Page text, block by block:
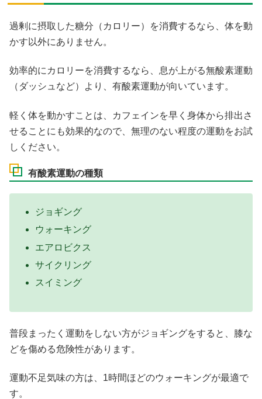
過剰に摂取した糖分（カロリー）を消費するなら、体を動
かす以外にありません。
効率的にカロリーを消費するなら、息が上がる無酸素運動
（ダッシュなど）より、有酸素運動が向いています。
軽く体を動かすことは、カフェインを早く身体から排出さ
せることにも効果的なので、無理のない程度の運動をお試
しください。
有酸素運動の種類
ジョギング
ウォーキング
エアロビクス
サイクリング
スイミング
普段まったく運動をしない方がジョギングをすると、膝な
どを傷める危険性があります。
運動不足気味の方は、1時間ほどのウォーキングが最適で
す。